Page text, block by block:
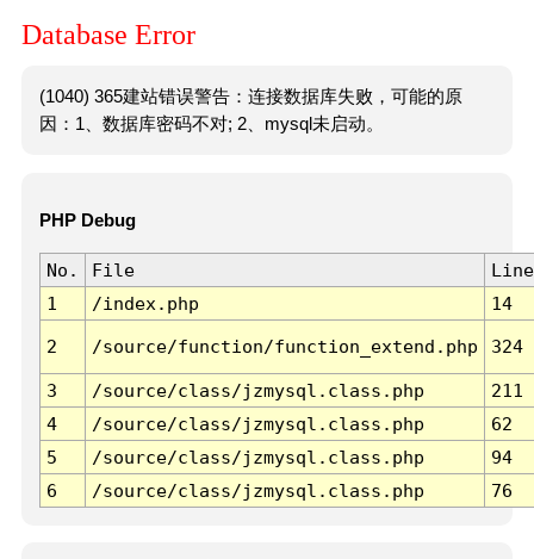
Database Error
(1040) 365建站错误警告：连接数据库失败，可能的原
因：1、数据库密码不对; 2、mysql未启动。
PHP Debug
No. File
Line
1
/index.php 14
2 /source/function/function_extend.php 324
3 /source/class/jzmysql.class.php
211
4
/source/class/jzmysql.class.php
62
5
/source/class/jzmysql.class.php
94
6
/source/class/jzmysql.class.php 76